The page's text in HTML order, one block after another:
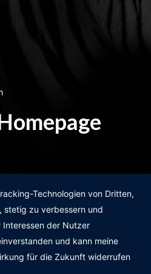
CHECK
Technologien von Dritten,
stetig zu verbessern und
der Nutzer
und kann meine
für die Zukunft widerrufen